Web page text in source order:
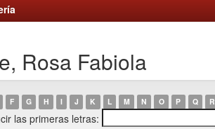
Rosa Fabiola
F G H I J K L M N O P Q R
las primeras letras: